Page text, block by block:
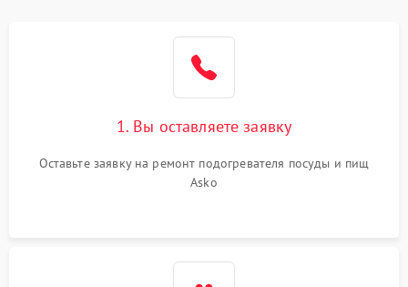
1. Вы оставляете заявку
Оставьте заявку на ремонт подогревателя посуды и пищ
Asko